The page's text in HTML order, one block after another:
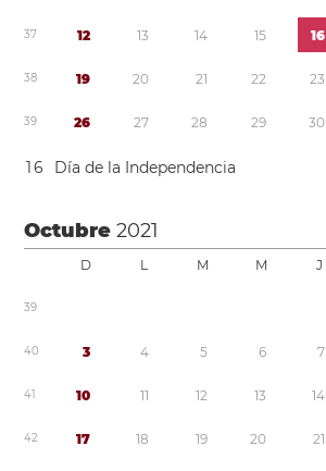
37 12 13 14 15 16
38 19 20 21 22 23
39 26 27 28 29 30
16 Día de la Independencia
Octubre2021
D L M M J
39
40 3 4 5 6 7
41 10 11 12 13 14
42 17 18 19 20 21